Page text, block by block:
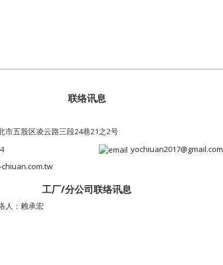
联络讯息
市五股区凌云路三段24巷21之2号
yochiuan2017@gmail.com
工厂/分公司联络讯息
人：赖承宏